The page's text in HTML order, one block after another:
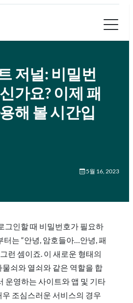
저널: 비밀번
가요? 이제 패
해 볼 시간입
5월 16, 2023
그인할 때 비밀번호가 필요하
터는 “안녕, 암호들아…안녕, 패
런 셈이죠. 이 새로운 형태의
물쇠와 열쇠와 같은 역할을 합
운영하는 사이트와 앱 및 기타
우 조심스러운 서비스의 경우